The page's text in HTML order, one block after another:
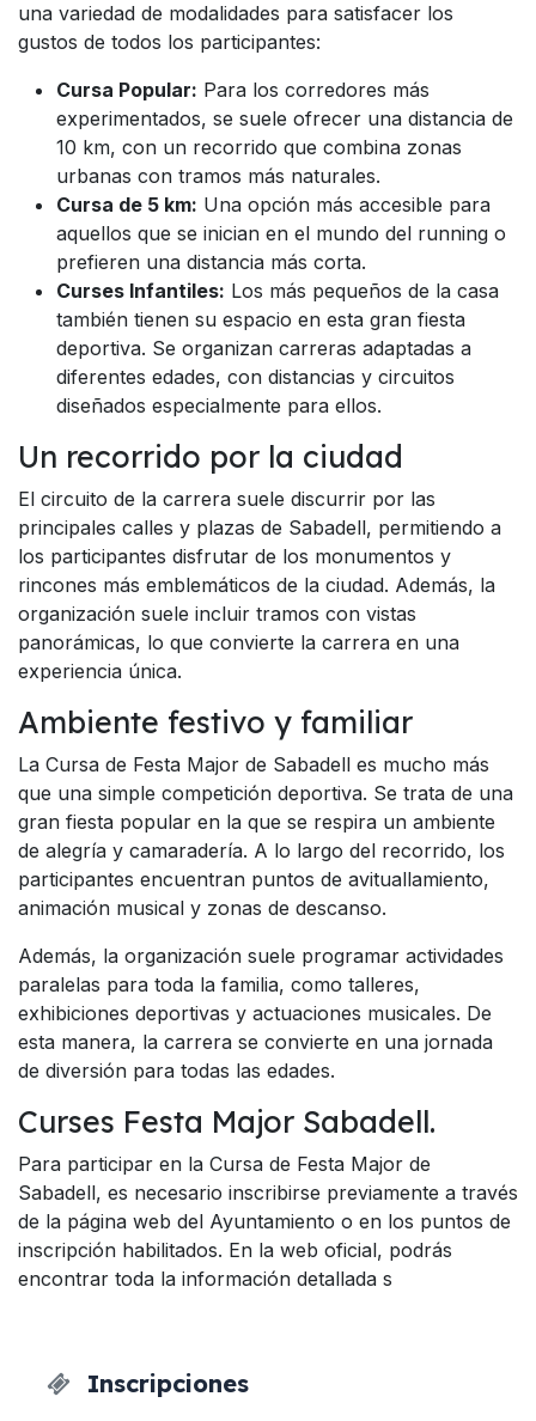
una variedad de modalidades para satisfacer los
gustos de todos los participantes:
Cursa Popular: Para los corredores más
experimentados, se suele ofrecer una distancia de
10 km, con un recorrido que combina zonas
urbanas con tramos más naturales.
Cursa de 5 km: Una opción más accesible para
aquellos que se inician en el mundo del running o
prefieren una distancia más corta.
Curses Infantiles: Los más pequeños de la casa
también tienen su espacio en esta gran fiesta
deportiva. Se organizan carreras adaptadas a
diferentes edades, con distancias y circuitos
diseñados especialmente para ellos.
Un recorrido por la ciudad
El circuito de la carrera suele discurrir por las
principales calles y plazas de Sabadell, permitiendo a
los participantes disfrutar de los monumentos y
rincones más emblemáticos de la ciudad. Además, la
organización suele incluir tramos con vistas
panorámicas, lo que convierte la carrera en una
experiencia única.
Ambiente festivo y familiar
La Cursa de Festa Major de Sabadell es mucho más
que una simple competición deportiva. Se trata de una
gran fiesta popular en la que se respira un ambiente
de alegría y camaradería. A lo largo del recorrido, los
participantes encuentran puntos de avituallamiento,
animación musical y zonas de descanso.
Además, la organización suele programar actividades
paralelas para toda la familia, como talleres,
exhibiciones deportivas y actuaciones musicales. De
esta manera, la carrera se convierte en una jornada
de diversión para todas las edades.
Curses Festa Major Sabadell.
Para participar en la Cursa de Festa Major de
Sabadell, es necesario inscribirse previamente a través
de la página web del Ayuntamiento o en los puntos de
inscripción habilitados. En la web oficial, podrás
encontrar toda la información detallada s
Inscripciones